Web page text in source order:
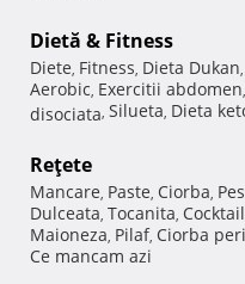
Dietă & Fitness
Diete, Fitness, Dieta Dukan,
Aerobic, Exercitii abdomen,
disociata, Silueta, Dieta
Reţete
Mancare, Paste, Ciorba,
Dulceata, Tocanita, Cocktail
Maioneza, Pilaf, Ciorba
Ce mancam azi